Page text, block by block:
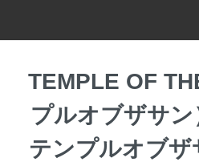
TEMPLE OF
プルオブザサ
テンプルオブ